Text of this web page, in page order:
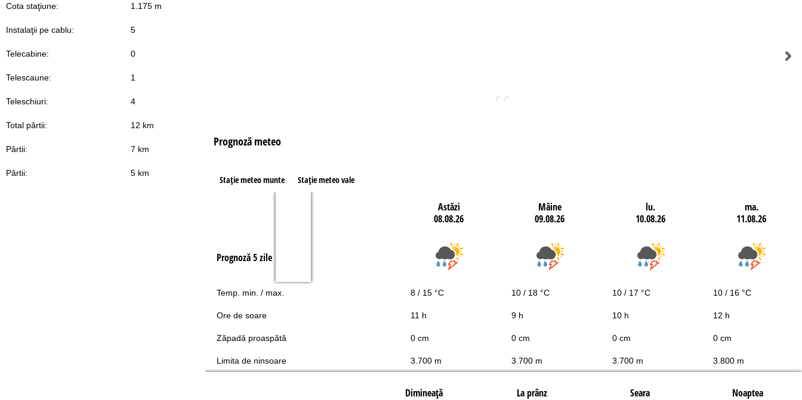
Cota staţiune: 1.175 m
Instalaţii pe cablu: 5
Telecabine: 0
Telescaune: 1
Teleschiuri: 4
Total pârtii: 12 km
Pârtii: 7 km
Pârtii: 5 km
Prognoză meteo
Staţie meteo munte Staţie meteo vale
Astăzi
08.08.26
Mâine
09.08.26
lu.
10.08.26
ma.
11.08.26
Prognoză 5 zile
Temp. min. / max. 8 / 15 °C 10 / 18 °C 10 / 17 °C 10 / 16 °C
Ore de soare 11 h 9 h 10 h 12 h
Zăpadă proaspătă 0 cm 0 cm 0 cm 0 cm
Limita de ninsoare 3.700 m 3.700 m 3.700 m 3.800 m
Dimineaţă La prânz Seara Noaptea